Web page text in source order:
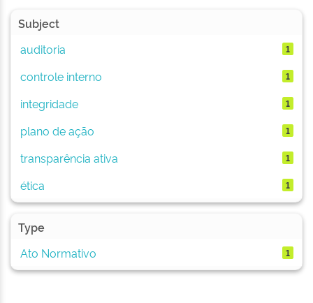
Subject
auditoria
1
controle interno 1
integridade 1
plano de ação 1
transparência ativa 1
ética 1
Type
Ato Normativo
1